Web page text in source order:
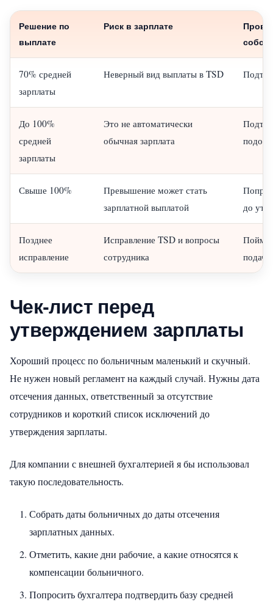
Решение по
выплате
Риск в зарплате
70% средней
зарплаты
Неверный вид выплаты в TSD
До 100%
средней
зарплаты
Это не автоматически
обычная зарплата
Свыше 100%
Превышение может стать
зарплатной выплатой
до
Позднее
исправление
Исправление TSD и вопросы
сотрудника
подачи
Чек-лист перед
утверждением зарплаты
Хороший процесс по больничным маленький и скучный.
Не нужен новый регламент на каждый случай. Нужны дата
отсечения данных, ответственный за отсутствие
сотрудников и короткий список исключений до
утверждения зарплаты.
Для компании с внешней бухгалтерией я бы использовал
такую последовательность.
Собрать даты больничных до даты отсечения
зарплатных данных.
Отметить, какие дни рабочие, а какие относятся к
компенсации больничного.
Попросить бухгалтера подтвердить базу средней